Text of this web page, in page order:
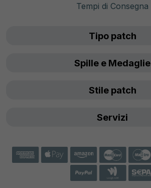
Tempi di Consegna
Tipo patch
Spille e Medaglie
Stile patch
Servizi